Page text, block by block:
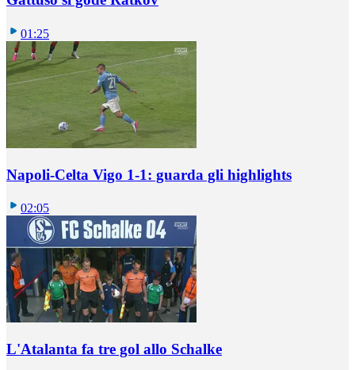
01:25
Napoli-Celta Vigo 1-1: guarda gli highlights
02:05
L'Atalanta fa tre gol allo Schalke